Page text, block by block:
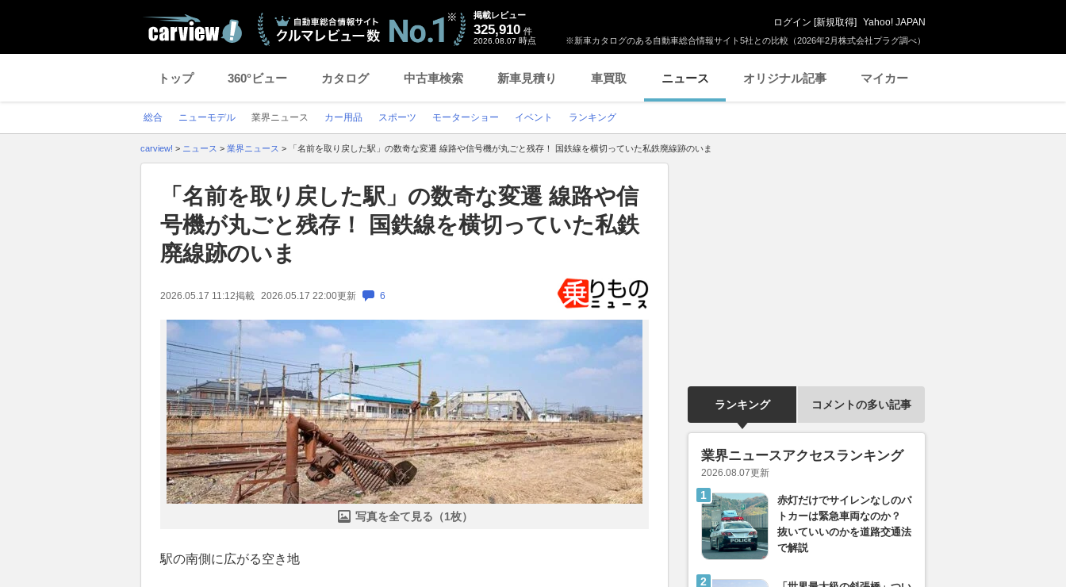
※新車カタログのある自動車総合情報サイト5社との比較（2026年2月株式会社プラグ調べ）
掲載レビュー
325,910 件
2026.08.07 時点
ログイン [新規取得] Yahoo! JAPAN
トップ 360°ビュー カタログ 中古車検索 新車見積り 車買取 ニュース オリジナル記事 マイカー
総合 ニューモデル 業界ニュース カー用品 スポーツ モーターショー イベント ランキング
carview! > ニュース > 業界ニュース > 「名前を取り戻した駅」の数奇な変遷 線路や信号機が丸ごと残存！ 国鉄線を横切っていた私鉄廃線跡のいま
「名前を取り戻した駅」の数奇な変遷 線路や信
号機が丸ごと残存！ 国鉄線を横切っていた私鉄
廃線跡のいま
2026.05.17 11:12掲載 2026.05.17 22:00更新 6
写真を全て見る（1枚）
駅の南側に広がる空き地
ランキング コメントの多い記事
業界ニュースアクセスランキング
2026.08.07更新
赤灯だけでサイレンなしのパ
トカーは緊急車両なのか？
抜いていいのかを道路交通法
で解説